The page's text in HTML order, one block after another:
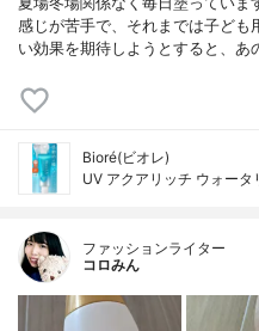
感じが苦手で、それまでは子ども
い効果を期待しようとすると、あ
Bioré(ビオレ)
UV アクアリッチ ウォータ
ファッションライター
コロみん